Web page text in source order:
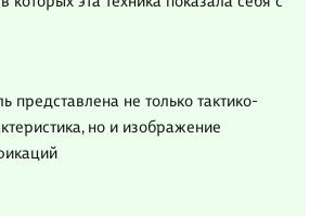
представлена не только тактико-
но и изображение